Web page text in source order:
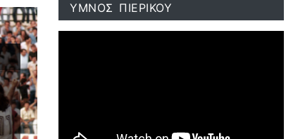
ΥΜΝΟΣ ΠΙΕΡΙΚΟΥ